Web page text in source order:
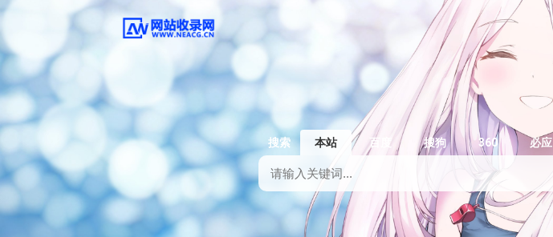
搜索 本站 百度 搜狗 360 必应